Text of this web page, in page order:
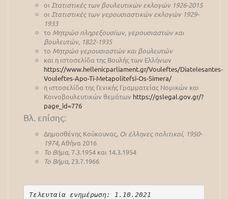
οι Στατιστικές των βουλευτικών εκλογών 1926-2015
οι Στατιστικές των γερουσιαστικών εκλογών 1929-
1933
το Μητρώο πληρεξουσίων, γερουσιαστών και
βουλευτών, 1822-1935
το Μητρώο γερουσιαστών και βουλευτών
και η ιστοσελίδα της Βουλής των Ελλήνων
https://www.hellenicparliament.gr/Vouleftes/Diatelesantes-
Vouleftes-Apo-Ti-Metapolitefsi-Os-Simera/
η ιστοσελίδα της Γενικής Γραμματείας Νομικών και
Κοινοβουλευτικών θεμάτων https://gslegal.gov.gr/?
page_id=776
Βλ. επίσης:
Δημοσθένης Κούκουνας, Οι έλληνες πολιτικοί, 1950-
1974, Αθήνα 2016
Το Βήμα, 7.3.1954 και 14.3.1954
Το Βήμα, 23.7.1966
Τελευταία ενημέρωση: 1.10.2021